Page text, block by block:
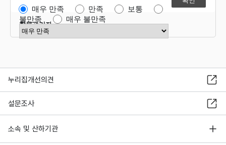
매우 만족 만족
보통
불만족
매우 불만족
만족도 점수 선택
항목관리자
누리집개선의견
설문조사
소속 및 산하기관